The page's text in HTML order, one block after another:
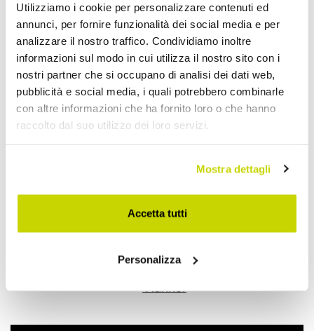
Utilizziamo i cookie per personalizzare contenuti ed
annunci, per fornire funzionalità dei social media e per
analizzare il nostro traffico. Condividiamo inoltre
informazioni sul modo in cui utilizza il nostro sito con i
nostri partner che si occupano di analisi dei dati web,
pubblicità e social media, i quali potrebbero combinarle
con altre informazioni che ha fornito loro o che hanno
raccolto dal suo utilizzo dei loro servizi.
Mostra dettagli
Accetta tutti
Personalizza
Opinione dei clienti
Devi accedere per poter scrivere la tua opinione.
Aggiungi alla Wish List
Condividi
Runner